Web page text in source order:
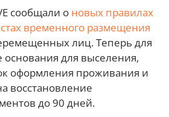
сообщали о новых правилах
временного размещения
лиц. Теперь для
для выселения,
оформления проживания и
восстановление
до 90 дней.